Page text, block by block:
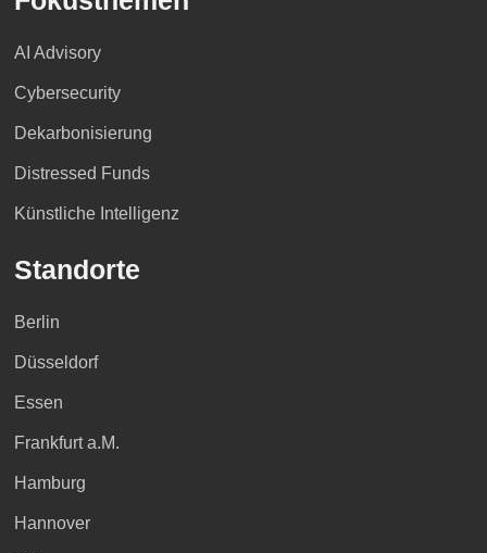
AI Advisory
Cybersecurity
Dekarbonisierung
Distressed Funds
Künstliche Intelligenz
Standorte
Berlin
Düsseldorf
Essen
Frankfurt a.M.
Hamburg
Hannover